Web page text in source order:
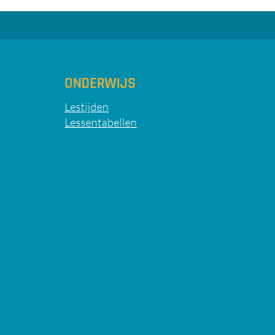
ONDERWIJS
Lestijden
Lessentabellen